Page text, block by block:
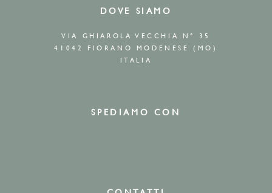
DOVE SIAMO
VIA GHIAROLA VECCHIA N° 35
41042 FIORANO MODENESE (MO)
ITALIA
SPEDIAMO CON